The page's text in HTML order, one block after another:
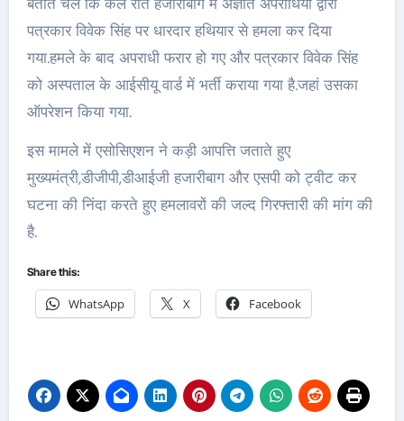
पत्रकार विवेक सिंह पर धारदार हथियार से हमला कर दिया
गया.हमले के बाद अपराधी फरार हो गए और पत्रकार विवेक सिंह
को अस्पताल के आईसीयू वार्ड में भर्ती कराया गया है.जहां उसका
ऑपरेशन किया गया.
इस मामले में एसोसिएशन ने कड़ी आपत्ति जताते हुए
मुख्यमंत्री,डीजीपी,डीआईजी हजारीबाग और एसपी को ट्वीट कर
घटना की निंदा करते हुए हमलावरों की जल्द गिरफ्तारी की मांग की
है.
Share this:
WhatsApp X Facebook